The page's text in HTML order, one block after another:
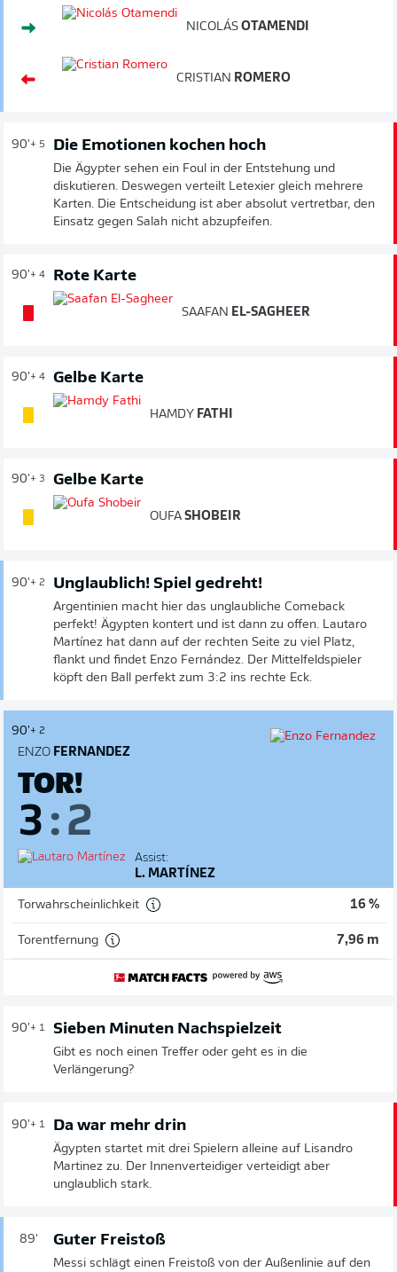
NICOLÁS OTAMENDI
CRISTIAN ROMERO
90'+ 5 Die Emotionen kochen hoch
Die Ägypter sehen ein Foul in der Entstehung und
diskutieren. Deswegen verteilt Letexier gleich mehrere
Karten. Die Entscheidung ist aber absolut vertretbar, den
Einsatz gegen Salah nicht abzupfeifen.
90'+ 4 Rote Karte
SAAFAN EL-SAGHEER
90'+ 4 Gelbe Karte
HAMDY FATHI
90'+ 3 Gelbe Karte
OUFA SHOBEIR
90'+ 2 Unglaublich! Spiel gedreht!
Argentinien macht hier das unglaubliche Comeback
perfekt! Ägypten kontert und ist dann zu offen. Lautaro
Martínez hat dann auf der rechten Seite zu viel Platz,
flankt und findet Enzo Fernández. Der Mittelfeldspieler
köpft den Ball perfekt zum 3:2 ins rechte Eck.
90'+ 2
ENZO FERNANDEZ
TOR!
3 : 2
Assist:
L. MARTÍNEZ
Torwahrscheinlichkeit 16 %
Torentfernung 7,96 m
90'+ 1 Sieben Minuten Nachspielzeit
Gibt es noch einen Treffer oder geht es in die
Verlängerung?
90'+ 1 Da war mehr drin
Ägypten startet mit drei Spielern alleine auf Lisandro
Martinez zu. Der Innenverteidiger verteidigt aber
unglaublich stark.
89' Guter Freistoß
Messi schlägt einen Freistoß von der Außenlinie auf den